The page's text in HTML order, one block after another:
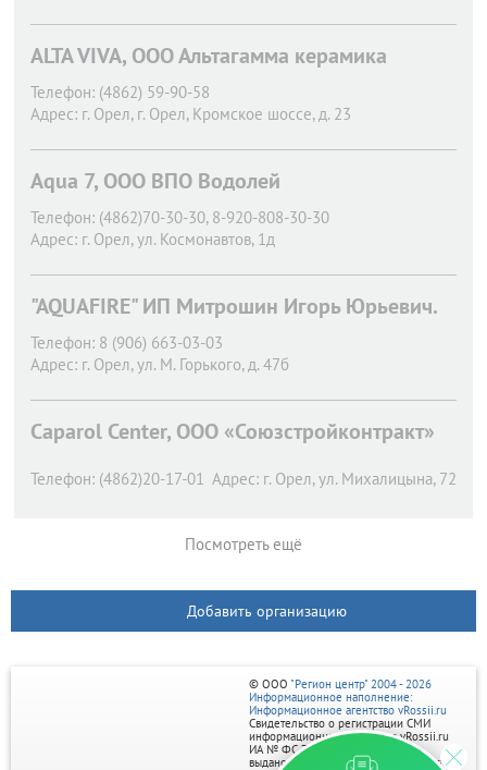
ALTA VIVA, ООО Альтагамма керамика
Телефон: (4862) 59-90-58
Адрес: г. Орел, г. Орел, Кромское шоссе, д. 23
Aqua 7, ООО ВПО Водолей
Телефон: (4862)70-30-30, 8-920-808-30-30
Адрес: г. Орел, ул. Космонавтов, 1д
"AQUAFIRE" ИП Митрошин Игорь Юрьевич.
Телефон: 8 (906) 663-03-03
Адрес: г. Орел, ул. М. Горького, д. 47б
Caparol Center, ООО «Союзстройконтракт»
Телефон: (4862)20-17-01 Адрес: г. Орел, ул. Михалицына, 72
Посмотреть ещё
Добавить организацию
© ООО "Регион центр" 2004 - 2026
Информационное наполнение:
Информационное агентство vRossii.ru
Свидетельство о регистрации СМИ
информационного агентства vRossii.ru
ИА № ФС 77‑35502
выдано РОСКОМНАДЗОРом 04 марта